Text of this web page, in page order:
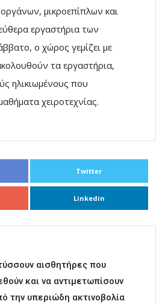
μικροεπίπλων και
εργαστήρια των
ο χώρος γεμίζει με
τα εργαστήρια,
ηλικιωμένους που
χειροτεχνίας.
Twitter
Linkedin
αισθητήρες που
και να αντιμετωπίσουν
την υπεριώδη ακτινοβολία